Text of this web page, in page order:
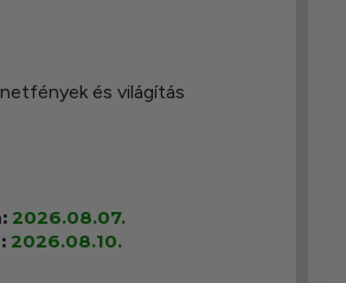
és világítás
2026.08.07.
2026.08.10.